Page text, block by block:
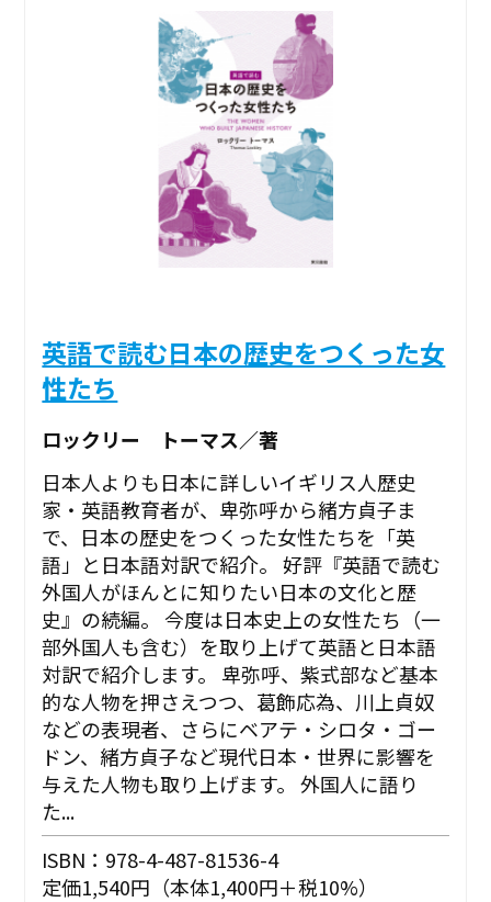
英語で読む日本の歴史をつくった女
性たち
ロックリー トーマス／著
日本人よりも日本に詳しいイギリス人歴史
家・英語教育者が、卑弥呼から緒方貞子ま
で、日本の歴史をつくった女性たちを「英
語」と日本語対訳で紹介。 好評『英語で読む
外国人がほんとに知りたい日本の文化と歴
史』の続編。 今度は日本史上の女性たち（一
部外国人も含む）を取り上げて英語と日本語
対訳で紹介します。 卑弥呼、紫式部など基本
的な人物を押さえつつ、葛飾応為、川上貞奴
などの表現者、さらにベアテ・シロタ・ゴー
ドン、緒方貞子など現代日本・世界に影響を
与えた人物も取り上げます。 外国人に語り
た...
ISBN：978-4-487-81536-4
定価1,540円（本体1,400円＋税10%）